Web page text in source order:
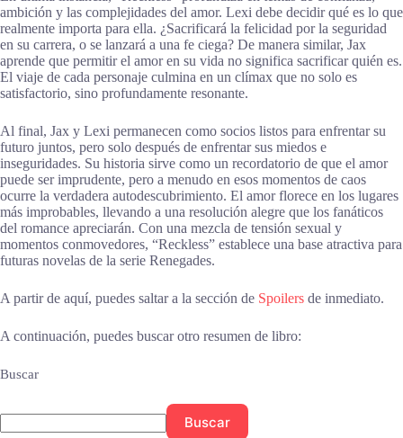
ambición y las complejidades del amor. Lexi debe decidir qué es lo que
realmente importa para ella. ¿Sacrificará la felicidad por la seguridad
en su carrera, o se lanzará a una fe ciega? De manera similar, Jax
aprende que permitir el amor en su vida no significa sacrificar quién es.
El viaje de cada personaje culmina en un clímax que no solo es
satisfactorio, sino profundamente resonante.
Al final, Jax y Lexi permanecen como socios listos para enfrentar su
futuro juntos, pero solo después de enfrentar sus miedos e
inseguridades. Su historia sirve como un recordatorio de que el amor
puede ser imprudente, pero a menudo en esos momentos de caos
ocurre la verdadera autodescubrimiento. El amor florece en los lugares
más improbables, llevando a una resolución alegre que los fanáticos
del romance apreciarán. Con una mezcla de tensión sexual y
momentos conmovedores, “Reckless” establece una base atractiva para
futuras novelas de la serie Renegades.
A partir de aquí, puedes saltar a la sección de Spoilers de inmediato.
A continuación, puedes buscar otro resumen de libro:
Buscar
Buscar